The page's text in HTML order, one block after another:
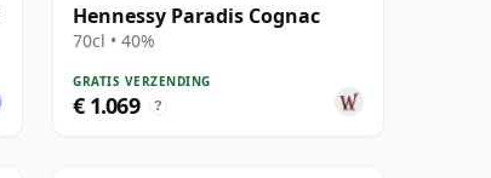
Hennessy Paradis Cognac
70cl • 40%
GRATIS VERZENDING
€ 1.069 ?